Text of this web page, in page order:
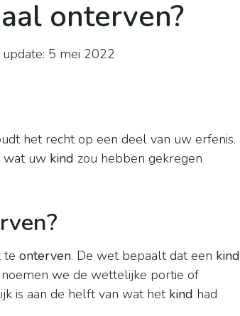
onterven?
5 mei 2022
het recht op een deel van uw erfenis.
wat uw kind zou hebben gekregen
te onterven. De wet bepaalt dat een kind
we de wettelijke portie of
is aan de helft van wat het kind had